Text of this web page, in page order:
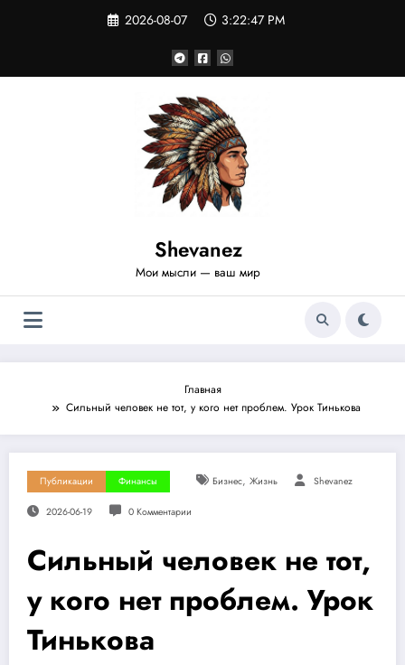
2026-08-07 3:22:48 PM
Shevanez
Мои мысли — ваш мир
Главная
Сильный человек не тот, у кого нет проблем. Урок Тинькова
Публикации Финансы Бизнес, Жизнь Shevanez
2026-06-19 0 Комментарии
Сильный человек не тот,
у кого нет проблем. Урок
Тинькова